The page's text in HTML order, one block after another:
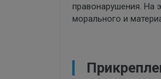
правонарушения. На
морального и